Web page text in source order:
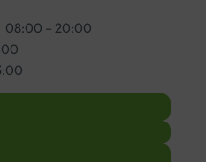
08:00 – 20:00